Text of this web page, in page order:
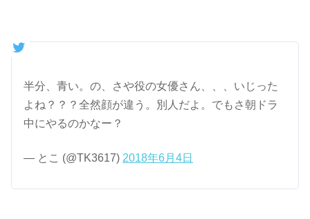
半分、青い。の、さや役の女優さん、、、いじった
よね？？？全然顔が違う。別人だよ。でもさ朝ドラ
中にやるのかなー？
— とこ (@TK3617) 2018年6月4日